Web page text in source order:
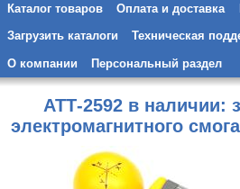
Каталог товаров Оплата и доставка
Загрузить каталоги Техническая
О компании Персональный раздел
АТТ-2592 в наличии:
электромагнитного